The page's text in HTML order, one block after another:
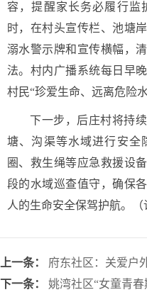
容，提醒家长务必履行监
时，在村头宣传栏、池塘
溺水警示牌和宣传横幅，
法。村内广播系统每日早
村民“珍爱生命、远离危险
下一步，后庄村将持
塘、沟渠等水域进行安全
圈、救生绳等应急救援设
段的水域巡查值守，确保
人的生命安全保驾护航。（
上一条：
府东社区：关爱户
下一条：
姚湾社区“女童青